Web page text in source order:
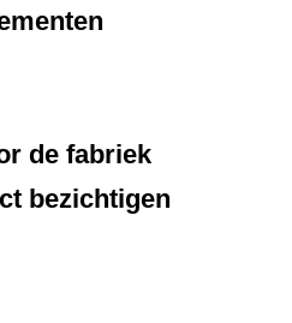
de fabriek
bezichtigen